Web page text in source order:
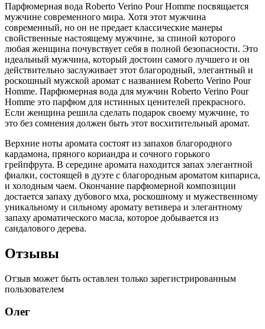
Парфюмерная вода Roberto Verino Pour Homme посвящается
мужчине современного мира. Хотя этот мужчина
современный, но он не предает классические манеры
свойственные настоящему мужчине, за спиной которого
любая женщина почувствует себя в полной безопасности. Это
идеальный мужчина, который достоин самого лучшего и он
действительно заслуживает этот благородный, элегантный и
роскошный мужской аромат с названием Roberto Verino Pour
Homme. Парфюмерная вода для мужчин Roberto Verino Pour
Homme это парфюм для истинных ценителей прекрасного.
Если женщина решила сделать подарок своему мужчине, то
это без сомнения должен быть этот восхитительный аромат.
Верхние ноты аромата состоят из запахов благородного
кардамона, пряного кориандра и сочного горького
грейпфрута. В середине аромата находится запах элегантной
фиалки, состоящей в дуэте с благородным ароматом кипариса,
и холодным чаем. Окончание парфюмерной композиции
достается запаху дубового мха, роскошному и мужественному
уникальному и сильному аромату ветивера и элегантному
запаху ароматического масла, которое добывается из
сандалового дерева.
Отзывы
Отзыв может быть оставлен только зарегистрированным
пользователем
Олег